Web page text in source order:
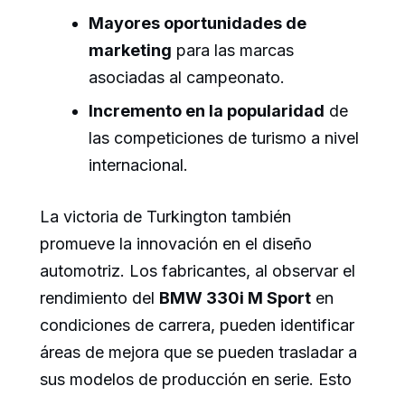
Mayores oportunidades de
marketing para las marcas
asociadas al campeonato.
Incremento en la popularidad de
las competiciones de turismo a nivel
internacional.
La victoria de Turkington también
promueve la innovación en el diseño
automotriz. Los fabricantes, al observar el
rendimiento del BMW 330i M Sport en
condiciones de carrera, pueden identificar
áreas de mejora que se pueden trasladar a
sus modelos de producción en serie. Esto